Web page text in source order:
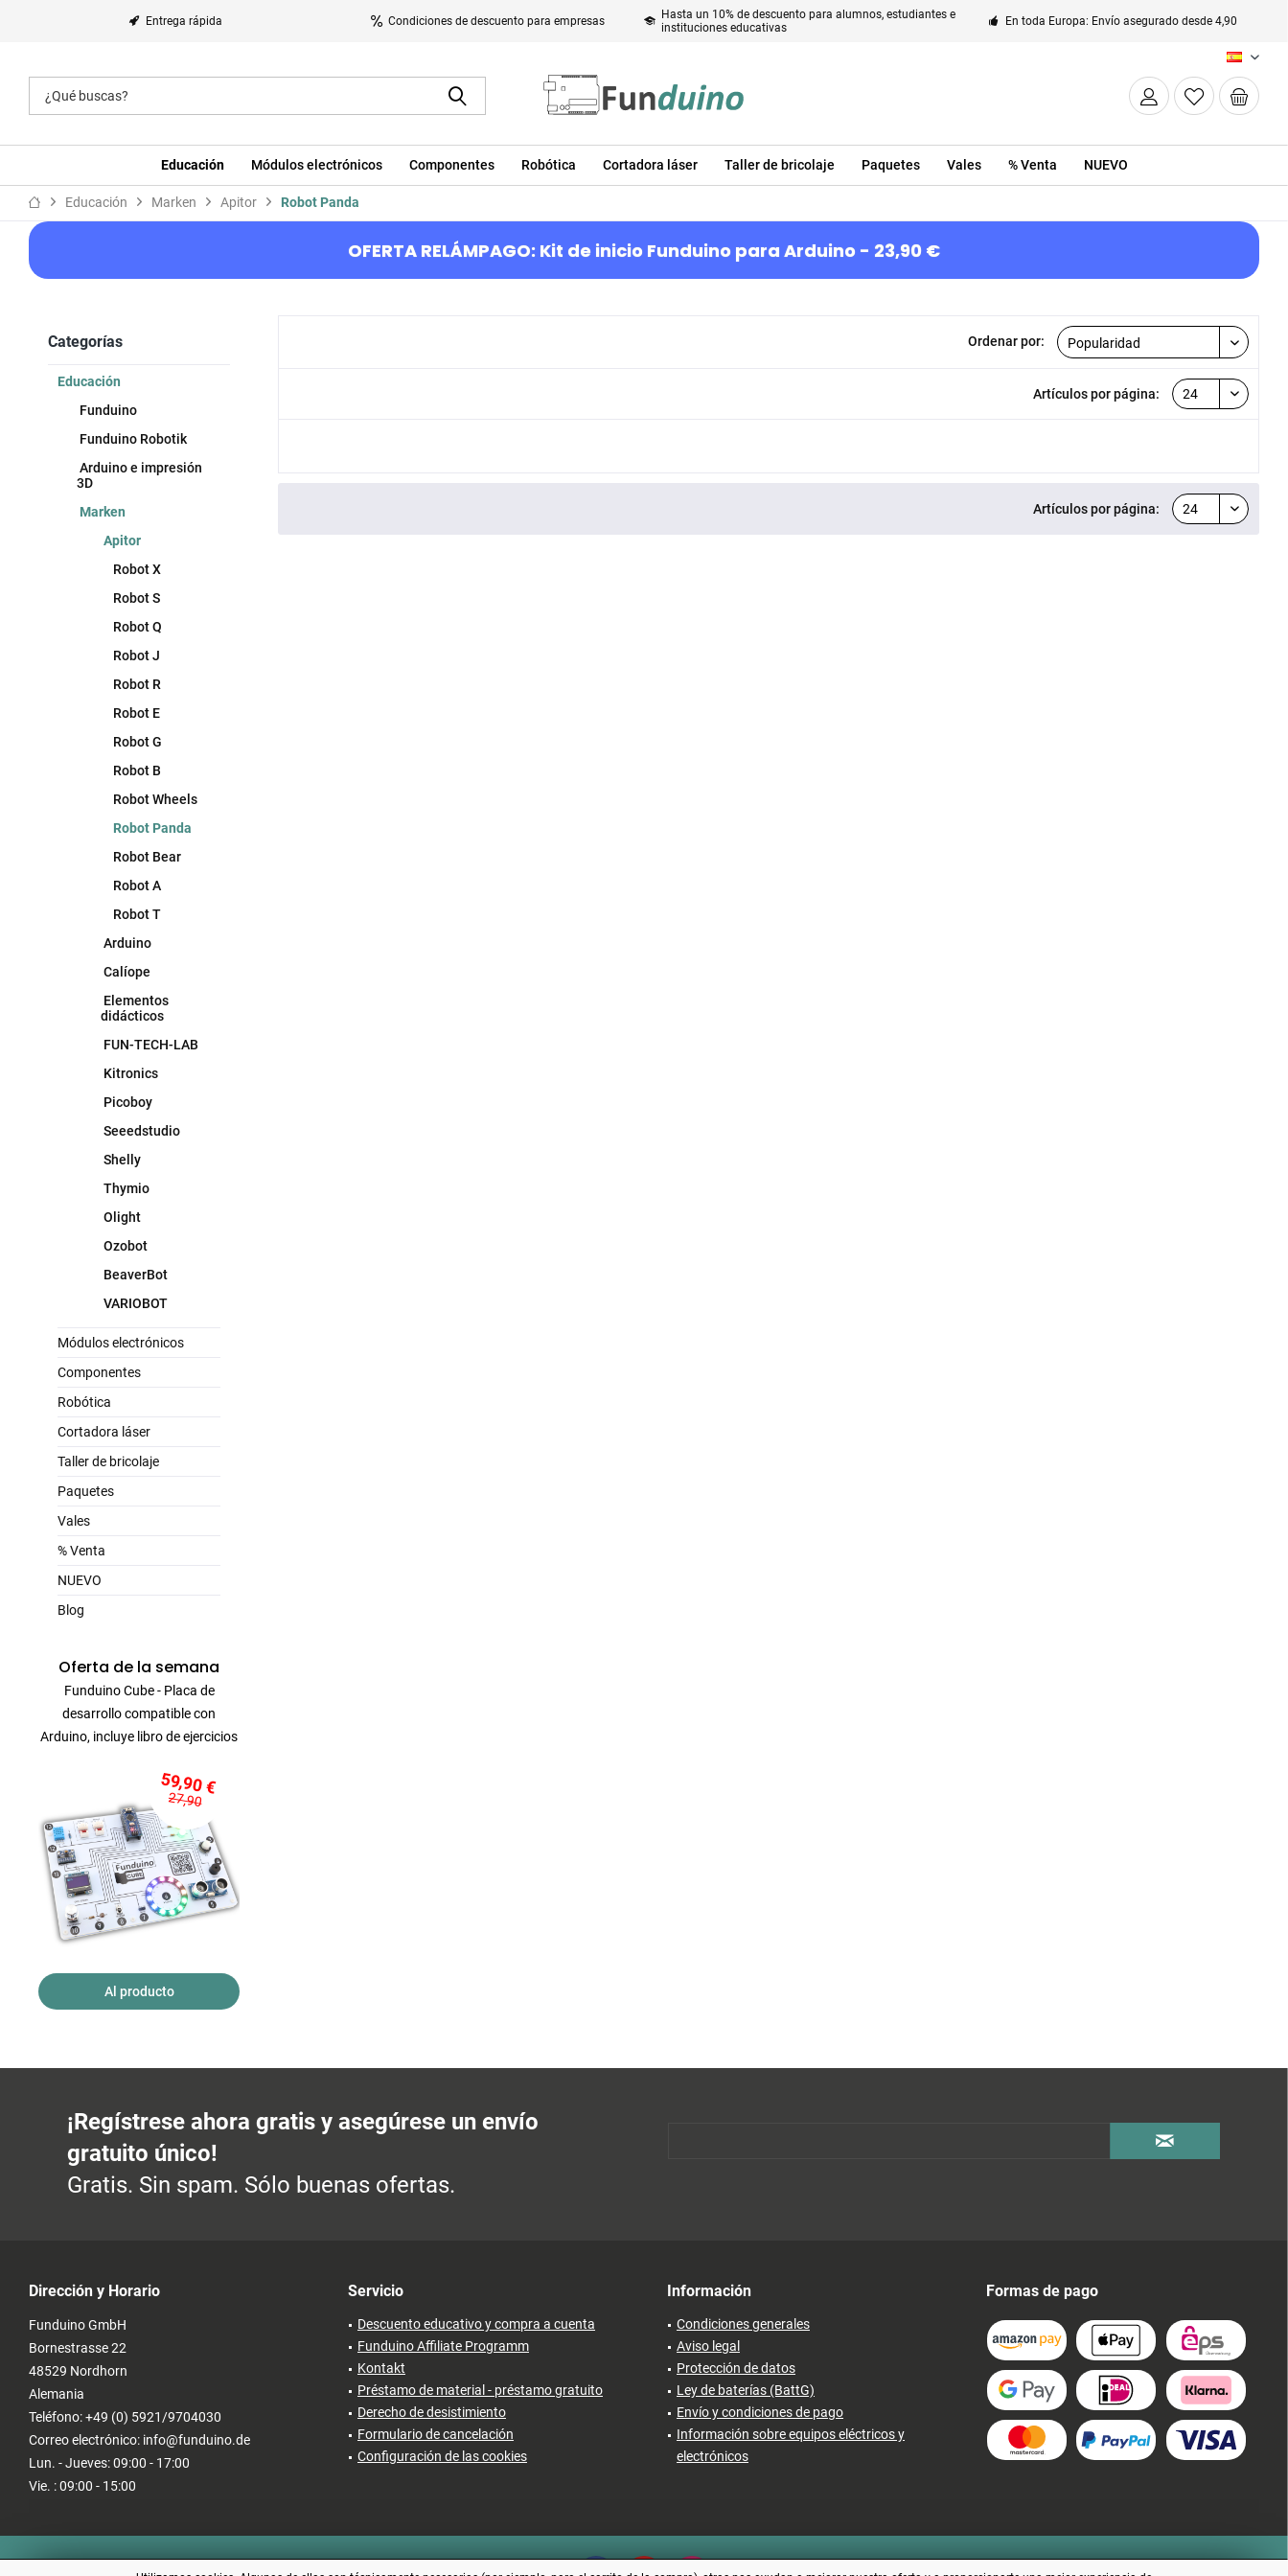
Entrega rápida Condiciones de descuento para empresas
Hasta un 10% de descuento para alumnos, estudiantes e
instituciones educativas
En toda Europa: Envío asegurado desde 4,90
ES
Educación Módulos electrónicos Componentes Robótica Cortadora láser Taller de bricolaje Paquetes Vales % Venta NUEVO
Educación Marken Apitor Robot Panda
OFERTA RELÁMPAGO: Kit de inicio Funduino para Arduino - 23,90 €
Categorías
Educación
Funduino
Funduino Robotik
Arduino e impresión
3D
Marken
Apitor
Robot X
Robot S
Robot Q
Robot J
Robot R
Robot E
Robot G
Robot B
Robot Wheels
Robot Panda
Robot Bear
Robot A
Robot T
Arduino
Calíope
Elementos
didácticos
FUN-TECH-LAB
Kitronics
Picoboy
Seeedstudio
Shelly
Thymio
Olight
Ozobot
BeaverBot
VARIOBOT
Módulos electrónicos
Componentes
Robótica
Cortadora láser
Taller de bricolaje
Paquetes
Vales
% Venta
NUEVO
Blog
Oferta de la semana
Funduino Cube - Placa de
desarrollo compatible con
Arduino, incluye libro de ejercicios
59,90 €
27,90
Al producto
Ordenar por:
Artículos por página:
Artículos por página:
¡Regístrese ahora gratis y asegúrese un envío
gratuito único!
Gratis. Sin spam. Sólo buenas ofertas.
Dirección y Horario
Funduino GmbH
Bornestrasse 22
48529 Nordhorn
Alemania
Teléfono: +49 (0) 5921/9704030
Correo electrónico: info@funduino.de
Lun. - Jueves: 09:00 - 17:00
Vie. : 09:00 - 15:00
Servicio
Descuento educativo y compra a cuenta
Funduino Affiliate Programm
Kontakt
Préstamo de material - préstamo gratuito
Derecho de desistimiento
Formulario de cancelación
Configuración de las cookies
Información
Condiciones generales
Aviso legal
Protección de datos
Ley de baterías (BattG)
Envío y condiciones de pago
Información sobre equipos eléctricos y
electrónicos
Formas de pago